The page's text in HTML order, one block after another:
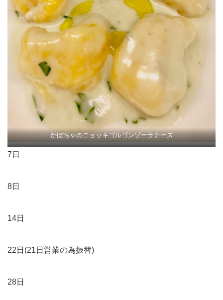
かぼちゃのニョッキゴルゴンゾーラチーズ
7日
8日
14日
22日(21日営業の為振替)
28日